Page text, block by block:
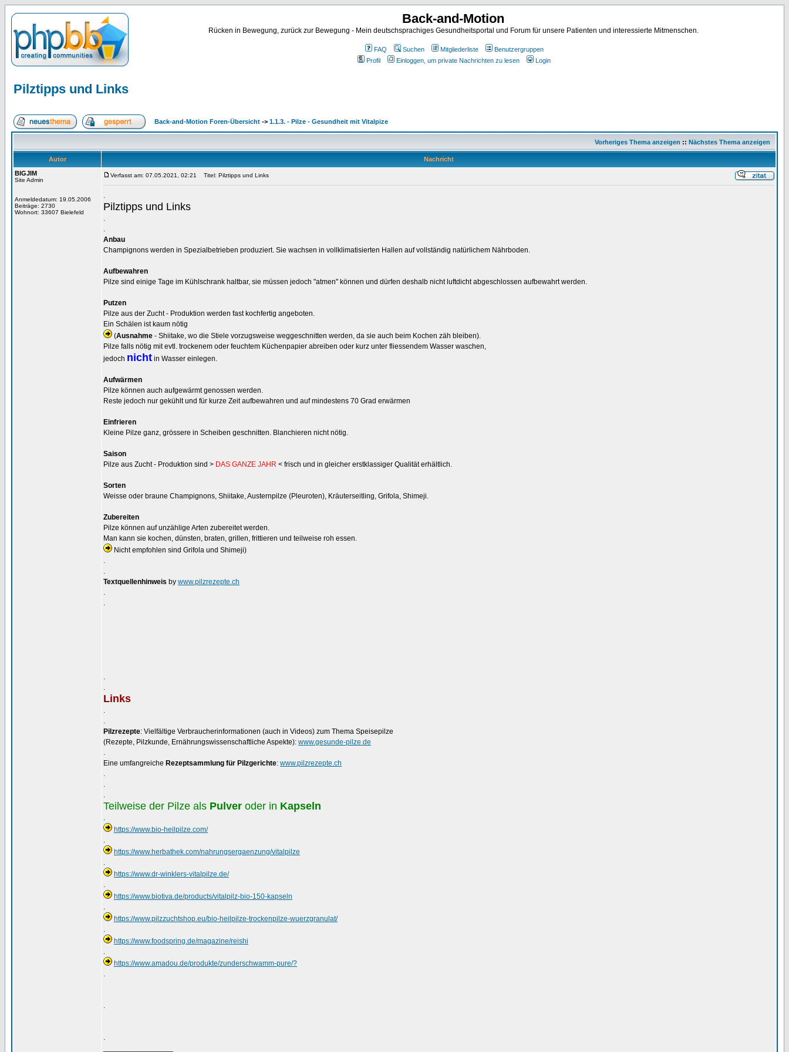
Back-and-Motion
Rücken in Bewegung, zurück zur Bewegung - Mein deutschsprachiges Gesundheitsportal und Forum für unsere Patienten und interessierte Mitmenschen.
FAQ Suchen Mitgliederliste
Benutzergruppen
Profil
Einloggen, um private Nachrichten zu lesen Login
Pilztipps und Links
Back-and-Motion Foren-Übersicht -> 1.1.3. - Pilze - Gesundheit mit Vitalpize
Vorheriges Thema anzeigen :: Nächstes Thema anzeigen
Autor
Nachricht
BIGJIM
Site Admin
Anmeldedatum: 19.05.2006
Beiträge: 2730
Wohnort: 33607 Bielefeld
Verfasst am: 07.05.2021, 02:21 Titel: Pilztipps und Links
.
Pilztipps und Links
.
.
Anbau
Champignons werden in Spezialbetrieben produziert. Sie wachsen in vollklimatisierten Hallen auf vollständig natürlichem Nährboden.
Aufbewahren
Pilze sind einige Tage im Kühlschrank haltbar, sie müssen jedoch "atmen" können und dürfen deshalb nicht luftdicht abgeschlossen aufbewahrt werden.
Putzen
Pilze aus der Zucht - Produktion werden fast kochfertig angeboten.
Ein Schälen ist kaum nötig
(Ausnahme - Shiitake, wo die Stiele vorzugsweise weggeschnitten werden, da sie auch beim Kochen zäh bleiben).
Pilze falls nötig mit evtl. trockenem oder feuchtem Küchenpapier abreiben oder kurz unter fliessendem Wasser waschen,
jedoch nicht in Wasser einlegen.
Aufwärmen
Pilze können auch aufgewärmt genossen werden.
Reste jedoch nur gekühlt und für kurze Zeit aufbewahren und auf mindestens 70 Grad erwärmen
Einfrieren
Kleine Pilze ganz, grössere in Scheiben geschnitten. Blanchieren nicht nötig.
Saison
Pilze aus Zucht - Produktion sind > DAS GANZE JAHR < frisch und in gleicher erstklassiger Qualität erhältlich.
Sorten
Weisse oder braune Champignons, Shiitake, Austernpilze (Pleuroten), Kräuterseitling, Grifola, Shimeji.
Zubereiten
Pilze können auf unzählige Arten zubereitet werden.
Man kann sie kochen, dünsten, braten, grillen, frittieren und teilweise roh essen.
Nicht empfohlen sind Grifola und Shimeji)
.
.
Textquellenhinweis by www.pilzrezepte.ch
.
.
.
.
Links
.
.
Pilzrezepte: Vielfältige Verbraucherinformationen (auch in Videos) zum Thema Speisepilze
(Rezepte, Pilzkunde, Ernährungswissenschaftliche Aspekte): www.gesunde-pilze.de
.
Eine umfangreiche Rezeptsammlung für Pilzgerichte: www.pilzrezepte.ch
.
.
.
Teilweise der Pilze als Pulver oder in Kapseln
.
https://www.bio-heilpilze.com/
.
https://www.herbathek.com/nahrungsergaenzung/vitalpilze
.
https://www.dr-winklers-vitalpilze.de/
.
https://www.biotiva.de/products/vitalpilz-bio-150-kapseln
.
https://www.pilzzuchtshop.eu/bio-heilpilze-trockenpilze-wuerzgranulat/
.
https://www.foodspring.de/magazine/reishi
.
https://www.amadou.de/produkte/zunderschwamm-pure/?
.
.
.